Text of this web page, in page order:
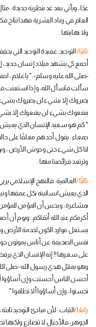
غدًا ، ويأتي بعد غد بنظرية جديدة
العلم في رماد البشرية فهذا نتاج
ولا نهايتها .
ثانيًا/التوحيد: عقيدة التوحيد التي
أجمع كي يشهد ميلاد إنسان جديد
-صلى الله عليه وسلم- :" يا غلام ،
سألت فاسأل الله، وإذا استعنت
يضروك إلا بشيء لن يضروك بشيء
ينفعوك بشيء لن ينفعوك إلا
" كم هو سعيد الإنسان الذي يعيش
جمعاء . يقول أحدهم معلقًا على
لنا كل شيء حتى وحوش الأرض ،
وترتعد فرائصنا منها .
ثالثًا /العالمية: فالنهج الإسلامي
الذي يعيش انسانيته بكل عمقها
بمشاعره ، ويحس أن المؤمن
أكرمكم عند الله أتقاكم . ويوم أن
يستغل موارد الكون لخدمة الأرض
نفس الصحيفة عن أناس يموتون
على سعرها !! إنه الإنسان الذي
وهو يمتثل هدي رسول الله -صلى
أحسن الناس أحسنت وإن أساؤوا
تحسنوا ، وإن أساؤوا ألا تظلموا "
رابعًا/الثبات : لأن مبادئ التوحيد
الجوهر، فالأجيال لا تتصارع